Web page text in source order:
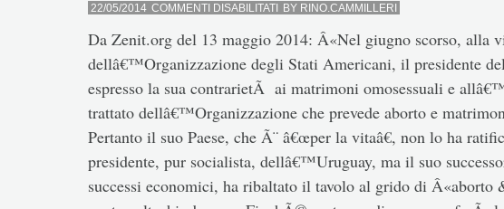
22/05/2014 COMMENTI DISABILITATISUBY RINO.CAMMILLERI
Da Zenit.org del 13 maggio 2014: Â«Nel giugno scorso, alla
dellâ€™Organizzazione degli Stati Americani, il presidente
espresso la sua contrarietÃ ai matrimoni omosessuali e
trattato dellâ€™Organizzazione che prevede aborto e
Pertanto il suo Paese, che Ã¨ â€œper la vitaâ€, non lo ha
presidente, pur socialista, dellâ€™Uruguay, ma il suo
successi economici, ha ribaltato il tavolo al grido di